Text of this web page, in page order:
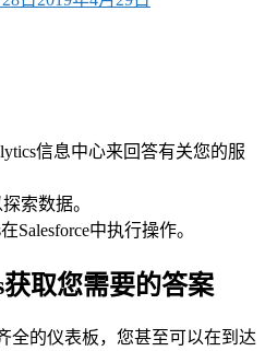
信息中心来回答有关您的服
索数据。
Salesforce中执行操作。
取您需要的答案
全的仪表板，您甚至可以在到达